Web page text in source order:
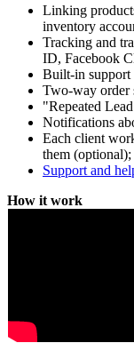
Linking
inventory
Tracking and
ID, Facebook
Built-in support
Two-way order
"Repeated
Notifications
Each client
them (optional);
Support and
How it work